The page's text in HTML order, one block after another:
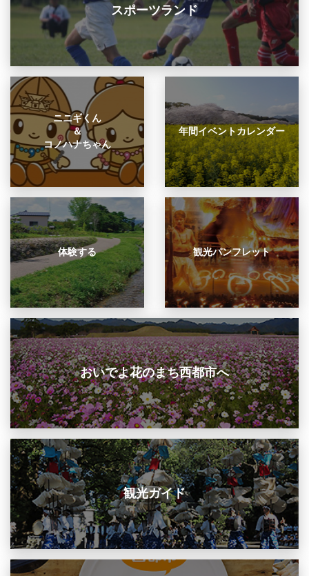
スポーツランド
ニニギくん
＆
コノハナちゃん
年間イベントカレンダー
体験する 観光パンフレット
おいでよ花のまち西都市へ
観光ガイド